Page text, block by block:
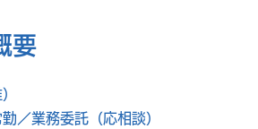
要
／業務委託（応相談）